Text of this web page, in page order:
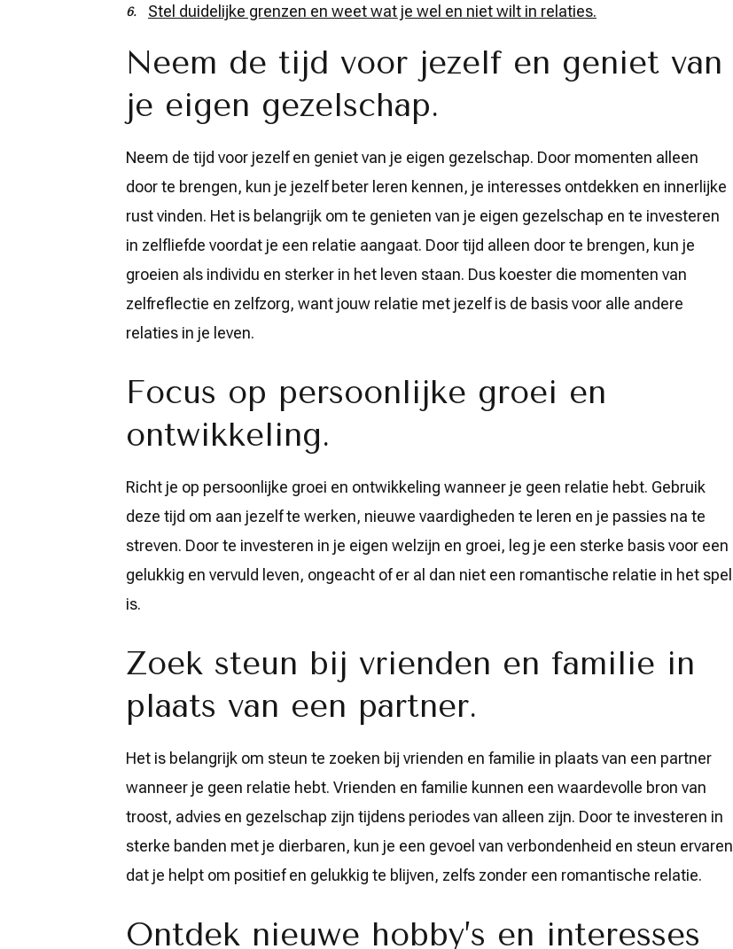
Stel duidelijke grenzen en weet wat je wel en niet wilt in relaties.
Neem de tijd voor jezelf en geniet van
je eigen gezelschap.
Neem de tijd voor jezelf en geniet van je eigen gezelschap. Door momenten alleen
door te brengen, kun je jezelf beter leren kennen, je interesses ontdekken en innerlijke
rust vinden. Het is belangrijk om te genieten van je eigen gezelschap en te investeren
in zelfliefde voordat je een relatie aangaat. Door tijd alleen door te brengen, kun je
groeien als individu en sterker in het leven staan. Dus koester die momenten van
zelfreflectie en zelfzorg, want jouw relatie met jezelf is de basis voor alle andere
relaties in je leven.
Focus op persoonlijke groei en
ontwikkeling.
Richt je op persoonlijke groei en ontwikkeling wanneer je geen relatie hebt. Gebruik
deze tijd om aan jezelf te werken, nieuwe vaardigheden te leren en je passies na te
streven. Door te investeren in je eigen welzijn en groei, leg je een sterke basis voor een
gelukkig en vervuld leven, ongeacht of er al dan niet een romantische relatie in het spel
is.
Zoek steun bij vrienden en familie in
plaats van een partner.
Het is belangrijk om steun te zoeken bij vrienden en familie in plaats van een partner
wanneer je geen relatie hebt. Vrienden en familie kunnen een waardevolle bron van
troost, advies en gezelschap zijn tijdens periodes van alleen zijn. Door te investeren in
sterke banden met je dierbaren, kun je een gevoel van verbondenheid en steun ervaren
dat je helpt om positief en gelukkig te blijven, zelfs zonder een romantische relatie.
Ontdek nieuwe hobby’s en interesses